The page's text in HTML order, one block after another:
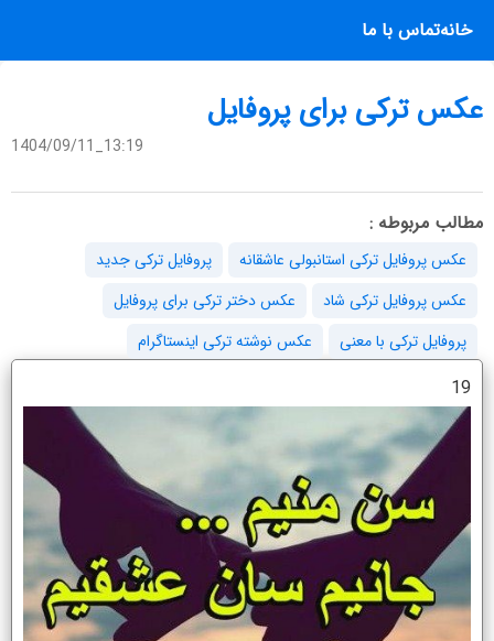
خانهتماس با ما
عکس ترکی برای پروفایل
1404/09/11_13:19
مطالب مربوطه :
عکس پروفایل ترکی استانبولی عاشقانه
پروفایل ترکی جدید
عکس پروفایل ترکی شاد
عکس دختر ترکی برای پروفایل
پروفایل ترکی با معنی
عکس نوشته ترکی اینستاگرام
19